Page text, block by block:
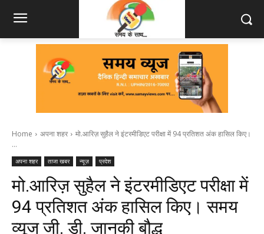
Home अपना शहर
मो.आरिज़ सुहैल ने इंटरमीडिएट परीक्षा में 94 प्रतिशत अंक हासिल किए।
...
अपना शहर ताजा खबर न्यूज़ प्रदेश
मो.आरिज़ सुहैल ने इंटरमीडिएट परीक्षा में
94 प्रतिशत अंक हासिल किए। समय
व्यूज जी. डी. जानकी बौद्ध